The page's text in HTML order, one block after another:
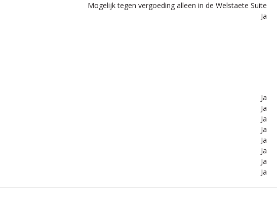
Mogelijk tegen vergoeding alleen in de Welstaete Suite
Ja
Ja
Ja
Ja
Ja
Ja
Ja
Ja
Ja